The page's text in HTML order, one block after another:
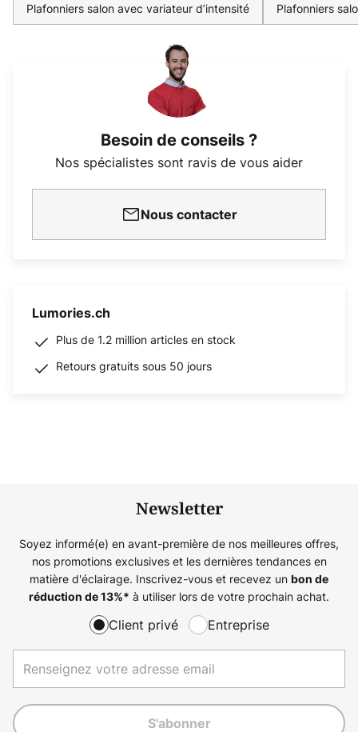
Plafonniers salon avec variateur d’intensité Plafonniers
Besoin de conseils ?
Nos spécialistes sont ravis de vous aider
Nous contacter
Lumories.ch
Plus de 1.2 million articles en stock
Retours gratuits sous 50 jours
Newsletter
Soyez informé(e) en avant-première de nos meilleures offres,
nos promotions exclusives et les dernières tendances en
matière d'éclairage. Inscrivez-vous et recevez un bon de
réduction de13%* à utiliser lors de votre prochain achat.
Client privé Entreprise
S'abonner